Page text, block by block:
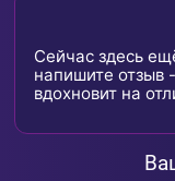
Сейчас здесь
напишите отзыв
вдохновит на